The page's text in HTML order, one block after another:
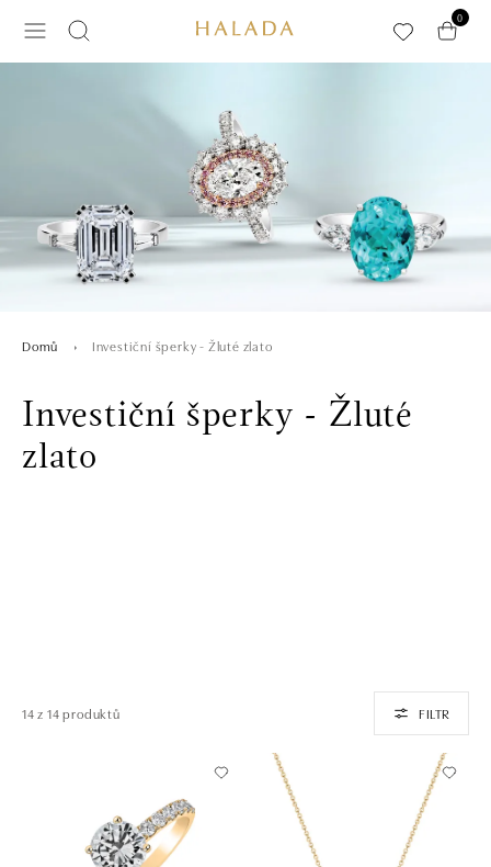
0
Domů Investiční šperky - Žluté zlato
Investiční šperky - Žluté
zlato
14 z 14 produktů FILTR